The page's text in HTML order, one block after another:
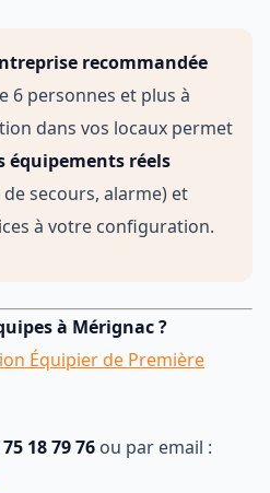
recommandée
6 personnes et plus à
dans vos locaux permet
équipements réels
secours, alarme) et
à votre configuration.
à Mérignac ?
Équipier de Première
18 79 76 ou par email :